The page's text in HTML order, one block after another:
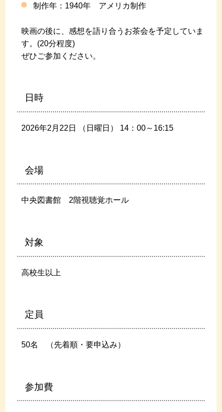
制作年：1940年 アメリカ制作
映画の後に、感想を語り合うお茶会を予定していま
す。(20分程度)
ぜひご参加ください。
日時
2026年2月22日 （日曜日） 14 ：00～16:15
会場
中央図書館 2階視聴覚ホール
対象
高校生以上
定員
50名 （先着順・要申込み）
参加費